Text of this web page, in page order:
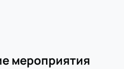
мероприятия